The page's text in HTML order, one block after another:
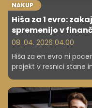
NAKUP
Hiša za 1 evro:
spremenijo v
08. 04. 2026 04.00
Hiša za en evro ni
projekt v resnici stane